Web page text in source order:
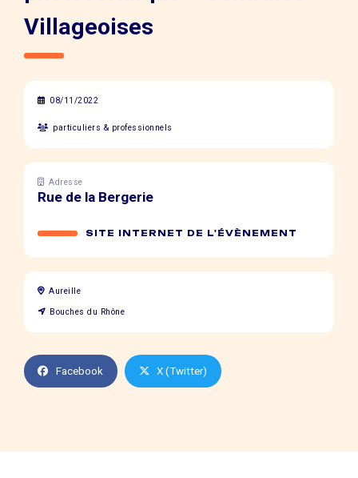
Villageoises
08/11/2022
particuliers & professionnels
Adresse
Rue de la Bergerie
SITE INTERNET DE L'ÉVÈNEMENT
Aureille
Bouches du Rhône
Facebook X (Twitter)